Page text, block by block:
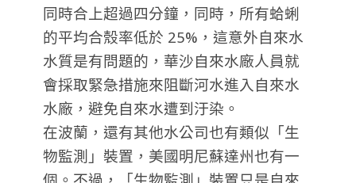
同時合上超過四分鐘，同時，所有蛤蜊
的平均合殼率低於 25%，這意外自來水
水質是有問題的，華沙自來水廠人員就
會採取緊急措施來阻斷河水進入自來水
水廠，避免自來水遭到汙染。
在波蘭，還有其他水公司也有類似「生
物監測」裝置，美國明尼蘇達州也有一